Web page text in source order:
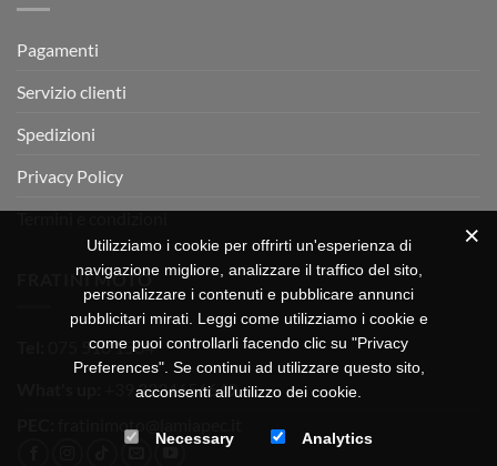
Pagamenti
Servizio clienti
Spedizioni
Privacy Policy
Termini e condizioni
FRATINI MOTO
075 518 1504
+39 3334656649
Utilizziamo i cookie per offrirti un'esperienza di
navigazione migliore, analizzare il traffico del sito,
personalizzare i contenuti e pubblicare annunci
pubblicitari mirati. Leggi come utilizziamo i cookie e
come puoi controllarli facendo clic su "Privacy
Preferences". Se continui ad utilizzare questo sito,
acconsenti all'utilizzo dei cookie.
Necessary Analytics